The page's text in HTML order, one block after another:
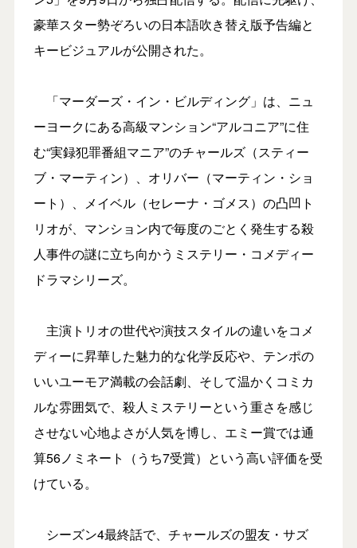
豪華スター勢ぞろいの日本語吹き替え版予告編と
キービジュアルが公開された。
「マーダーズ・イン・ビルディング」は、ニュ
ーヨークにある高級マンション“アルコニア”に住
む“実録犯罪番組マニア”のチャールズ（スティー
ブ・マーティン）、オリバー（マーティン・ショ
ート）、メイベル（セレーナ・ゴメス）の凸凹ト
リオが、マンション内で毎度のごとく発生する殺
人事件の謎に立ち向かうミステリー・コメディー
ドラマシリーズ。
主演トリオの世代や演技スタイルの違いをコメ
ディーに昇華した魅力的な化学反応や、テンポの
いいユーモア満載の会話劇、そして温かくコミカ
ルな雰囲気で、殺人ミステリーという重さを感じ
させない心地よさが人気を博し、エミー賞では通
算56ノミネート（うち7受賞）という高い評価を受
けている。
シーズン4最終話で、チャールズの盟友・サズ